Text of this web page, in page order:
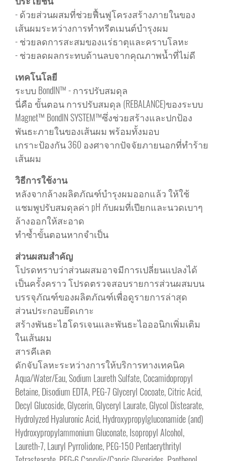
- ด้วยส่วนผสมที่ช่วยฟื้นฟูโครงสร้างภายในของ
เส้นผมระหว่างการทำทรีตเมนต์บำรุงผม
- ช่วยลดการสะสมของแร่ธาตุและคราบโลหะ
- ช่วยลดผลกระทบด้านลบจากคุณภาพน้ำที่ไม่ดี
เทคโนโลยี
ระบบ BondIN™ - การปรับสมดุล
นี่คือ ขั้นตอน การปรับสมดุล (REBALANCE)ของระบบ
Magnet™ BondIN SYSTEM™ซึ่งช่วยสร้างและปกป้อง
พันธะภายในของเส้นผม พร้อมทั้งมอบ
เกราะป้องกัน 360 องศาจากปัจจัยภายนอกที่ทำร้าย
เส้นผม
วิธีการใช้งาน
หลังจากล้างผลิตภัณฑ์บำรุงผมออกแล้ว ให้ใช้
แชมพูปรับสมดุลค่า pH กับผมที่เปียกและนวดเบาๆ
ล้างออกให้สะอาด
ทำซ้ำขั้นตอนหากจำเป็น
ส่วนผสมสำคัญ
โปรดทราบว่าส่วนผสมอาจมีการเปลี่ยนแปลงได้
เป็นครั้งคราว โปรดตรวจสอบรายการส่วนผสมบน
บรรจุภัณฑ์ของผลิตภัณฑ์เพื่อดูรายการล่าสุด
ส่วนประกอบยึดเกาะ
สร้างพันธะไฮโดรเจนและพันธะไอออนิกเพิ่มเติม
ในเส้นผม
สารคีเลต
ดักจับโลหะระหว่างการให้บริการทางเทคนิค
Aqua/Water/Eau, Sodium Laureth Sulfate, Cocamidopropyl
Betaine, Disodium EDTA, PEG-7 Glyceryl Cocoate, Citric Acid,
Decyl Glucoside, Glycerin, Glyceryl Laurate, Glycol Distearate,
Hydrolyzed Hyaluronic Acid, Hydroxypropylgluconamide (and)
Hydroxypropylammonium Gluconate, Isopropyl Alcohol,
Laureth-7, Lauryl Pyrrolidone, PEG-150 Pentaerythrityl